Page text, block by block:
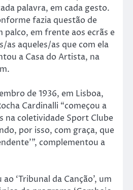
palavra, em cada gesto.
fazia questão de
em frente aos ecrãs e
as aqueles/as que com ela
a Casa do Artista, na
de 1936, em Lisboa,
Cardinalli “começou a
na coletividade Sport Clube
por isso, com graça, que
complementou a
‘Tribunal da Canção’, um